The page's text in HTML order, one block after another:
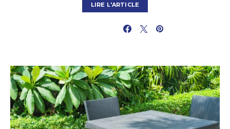
LIRE L'ARTICLE